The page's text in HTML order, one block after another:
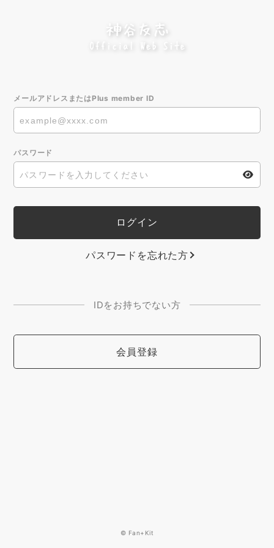
メールアドレスまたはPlus member ID
パスワード
パスワードを忘れた方
IDをお持ちでない方
会員登録
© Fan+Kit